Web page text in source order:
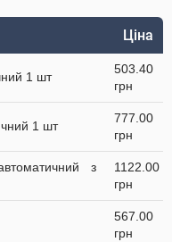
Ціна
1 шт
503.40
грн
1 шт
777.00
грн
з
1122.00
грн
567.00
грн